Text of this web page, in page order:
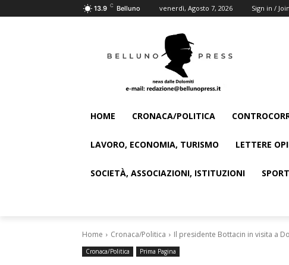
13.9 C Belluno venerdì, Agosto 7, 2026 Sign in / Join
HOME CRONACA/POLITICA
LAVORO, ECONOMIA, TURISMO LETTERE
SOCIETÀ, ASSOCIAZIONI, ISTITUZIONI
Home Cronaca/Politica Il presidente Bottacin in visita a
Cronaca/Politica Prima Pagina